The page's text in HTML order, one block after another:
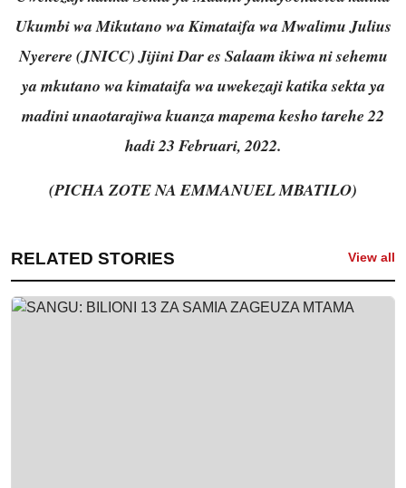
Ukumbi wa Mikutano wa Kimataifa wa Mwalimu Julius
Nyerere (JNICC) Jijini Dar es Salaam ikiwa ni sehemu
ya mkutano wa kimataifa wa uwekezaji katika sekta ya
madini unaotarajiwa kuanza mapema kesho tarehe 22
hadi 23 Februari, 2022.
(PICHA ZOTE NA EMMANUEL MBATILO)
RELATED STORIES View all